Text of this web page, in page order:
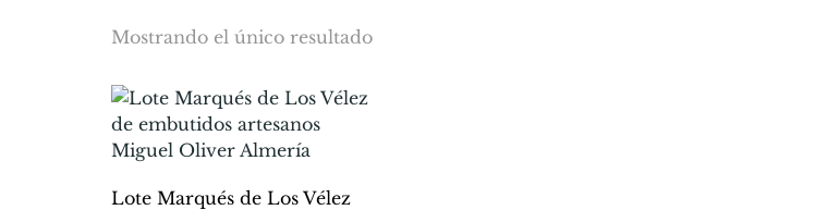
Mostrando el único resultado
Lote Marqués de Los Vélez